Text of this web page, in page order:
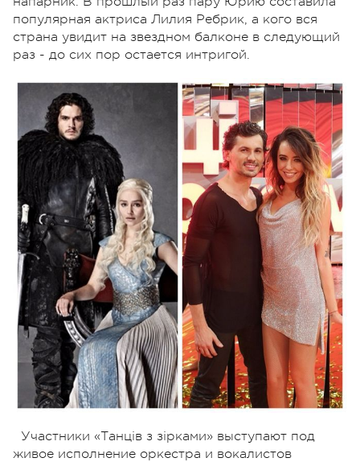
популярная актриса Лилия Ребрик, а кого вся
страна увидит на звездном балконе в следующий
раз - до сих пор остается интригой.
Участники «Танців з зірками» выступают под
живое исполнение оркестра и вокалистов